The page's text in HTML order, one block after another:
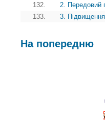
132.
2. Передовий
133.
3. Підвищення
На попередню